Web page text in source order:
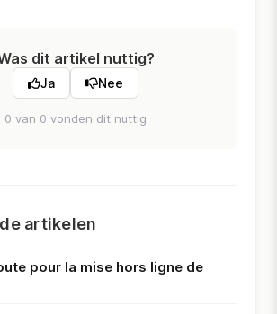
dit artikel nuttig?
Ja Nee
0 van 0 vonden dit nuttig
artikelen
pour la mise hors ligne de